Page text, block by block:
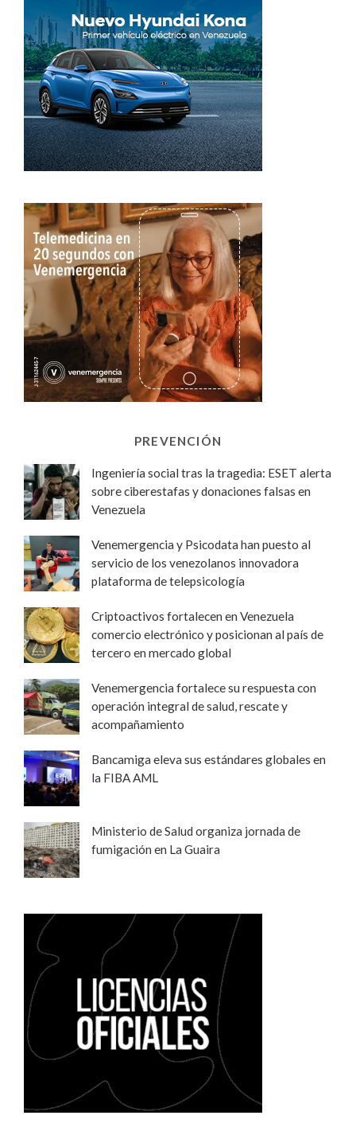
PREVENCIÓN
Ingeniería social tras la tragedia: ESET alerta
sobre ciberestafas y donaciones falsas en
Venezuela
Venemergencia y Psicodata han puesto al
servicio de los venezolanos innovadora
plataforma de telepsicología
Criptoactivos fortalecen en Venezuela
comercio electrónico y posicionan al país de
tercero en mercado global
Venemergencia fortalece su respuesta con
operación integral de salud, rescate y
acompañamiento
Bancamiga eleva sus estándares globales en
la FIBA AML
Ministerio de Salud organiza jornada de
fumigación en La Guaira